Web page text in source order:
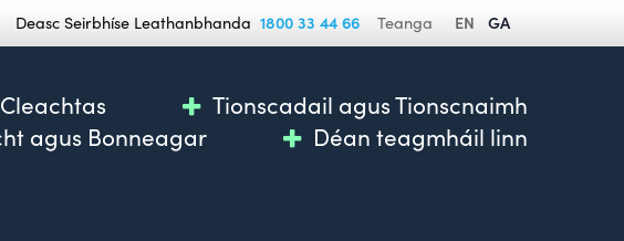
Deasc Seirbhíse Leathanbhanda 1800 33 44 66 Teanga EN GA
Tionscadail agus Tionscnaimh
agus Bonneagar
Déan teagmháil linn